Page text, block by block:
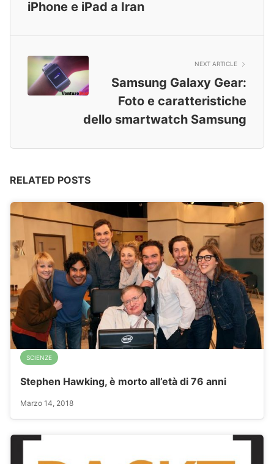
iPhone e iPad a Iran
NEXT ARTICLE
Samsung Galaxy Gear:
Foto e caratteristiche
dello smartwatch Samsung
RELATED POSTS
SCIENZE
Stephen Hawking, è morto all’età di 76 anni
Marzo 14, 2018